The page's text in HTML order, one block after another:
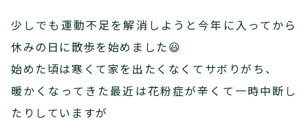
少しでも運動不足を解消しようと今年に入ってから
休みの日に散歩を始めました😃
始めた頃は寒くて家を出たくなくてサボりがち、
暖かくなってきた最近は花粉症が辛くて一時中断し
たりしていますが